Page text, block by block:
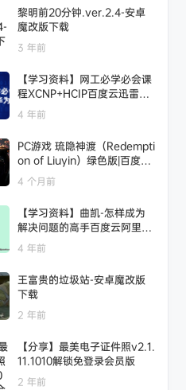
黎明前20分钟.ver.2.4-安卓
魔改版下载
3 年前
【学习资料】网工必学必会课
程XCNP+HCIP百度云迅雷下
载
4 年前
PC游戏 琉隐神渡（Redempti
on of Liuyin）绿色版|百度云
迅雷下载
4 个月前
【学习资料】曲凯-怎样成为
解决问题的高手百度云阿里云
下载
4 年前
王富贵的垃圾站-安卓魔改版
下载
2 年前
【分享】最美电子证件照v2.1.
11.1010解锁免登录会员版
2 年前